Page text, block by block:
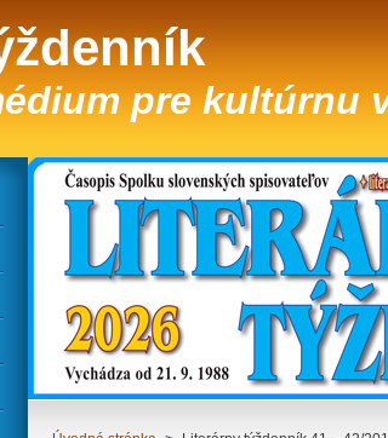
pre kultúrnu